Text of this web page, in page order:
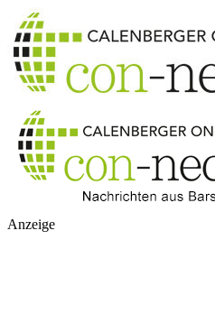
Anzeige